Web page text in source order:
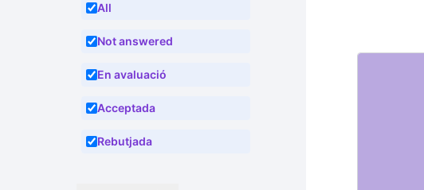
All
Not answered
En avaluació
Acceptada
Rebutjada